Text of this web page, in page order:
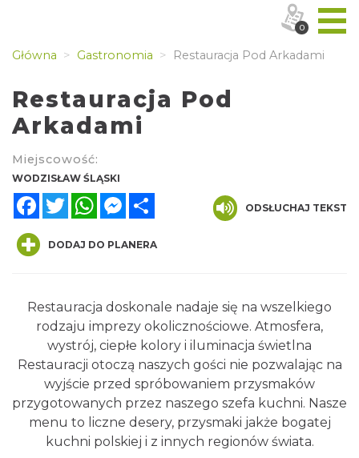
Główna Gastronomia Restauracja Pod Arkadami
Restauracja Pod
Arkadami
Miejscowość:
WODZISŁAW ŚLĄSKI
FacebookTwitterWhatsAppMessenger
ODSŁUCHAJ TEKST
DODAJ DO PLANERA
Restauracja doskonale nadaje się na wszelkiego
rodzaju imprezy okolicznościowe. Atmosfera,
wystrój, ciepłe kolory i iluminacja świetlna
Restauracji otoczą naszych gości nie pozwalając na
wyjście przed spróbowaniem przysmaków
przygotowanych przez naszego szefa kuchni. Nasze
menu to liczne desery, przysmaki jakże bogatej
kuchni polskiej i z innych regionów świata.
0